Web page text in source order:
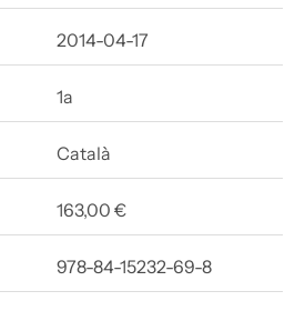
2014-04-17
1a
Català
163,00 €
978-84-15232-69-8